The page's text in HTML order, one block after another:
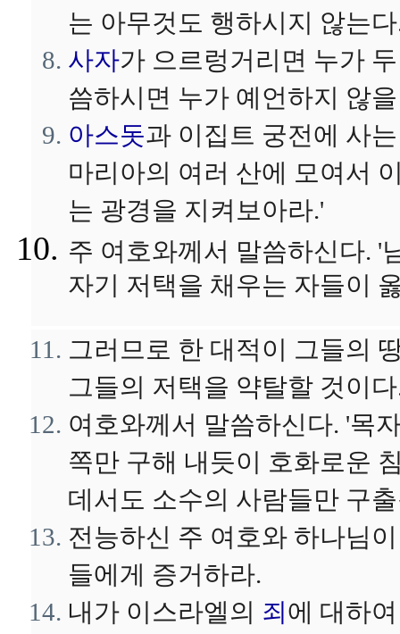
는 아무것도 행하시지 않는
사자가 으르렁거리면 누가
씀하시면 누가 예언하지 않
아스돗과 이집트 궁전에 사
마리아의 여러 산에 모여서
는 광경을 지켜보아라.'
주 여호와께서 말씀하신다. '
자기 저택을 채우는 자들이
그러므로 한 대적이 그들의
그들의 저택을 약탈할 것이
여호와께서 말씀하신다. '목
쪽만 구해 내듯이 호화로운
데서도 소수의 사람들만 구
전능하신 주 여호와 하나님
들에게 증거하라.
내가 이스라엘의 죄에 대하